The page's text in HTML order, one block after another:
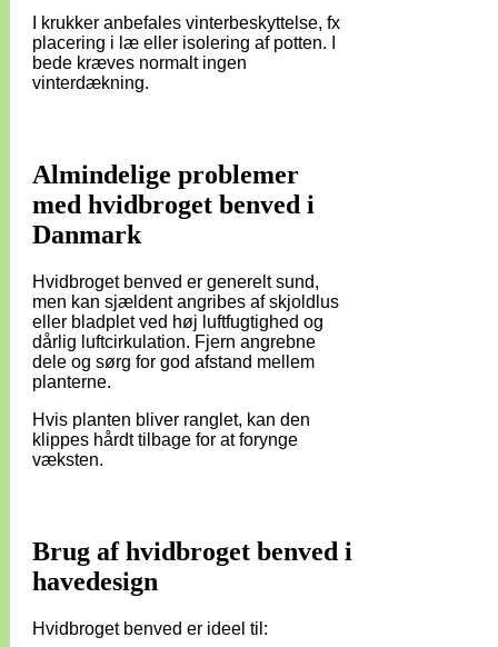
I krukker anbefales vinterbeskyttelse, fx
placering i læ eller isolering af potten. I
bede kræves normalt ingen
vinterdækning.
Almindelige problemer
med hvidbroget benved i
Danmark
Hvidbroget benved er generelt sund,
men kan sjældent angribes af skjoldlus
eller bladplet ved høj luftfugtighed og
dårlig luftcirkulation. Fjern angrebne
dele og sørg for god afstand mellem
planterne.
Hvis planten bliver ranglet, kan den
klippes hårdt tilbage for at forynge
væksten.
Brug af hvidbroget benved i
havedesign
Hvidbroget benved er ideel til: